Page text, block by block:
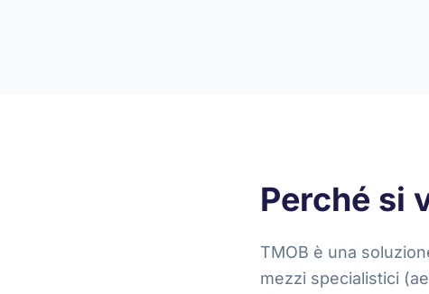
Perché si
TMOB è una
mezzi specialistici